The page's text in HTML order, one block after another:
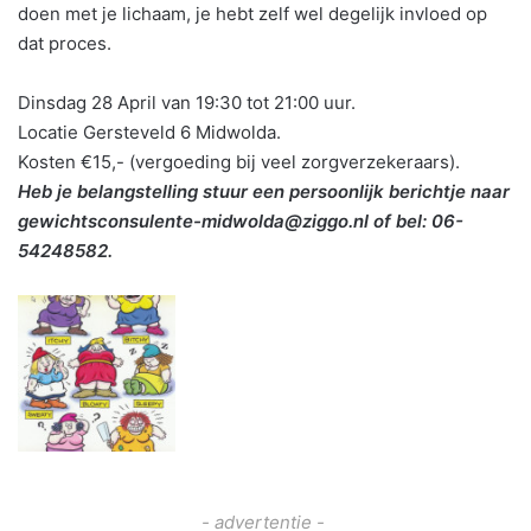
doen met je lichaam, je hebt zelf wel degelijk invloed op
dat proces.
Dinsdag 28 April van 19:30 tot 21:00 uur.
Locatie Gersteveld 6 Midwolda.
Kosten €15,- (vergoeding bij veel zorgverzekeraars).
Heb je belangstelling stuur een persoonlijk berichtje naar
gewichtsconsulente-midwolda@ziggo.nl of bel: 06-
54248582.
- advertentie -